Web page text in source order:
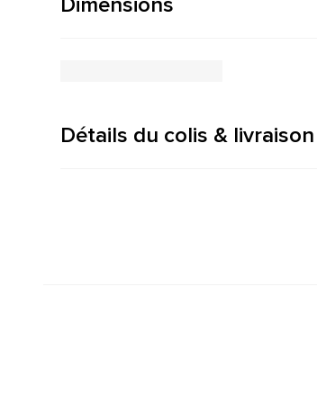
Détails du colis & livraison